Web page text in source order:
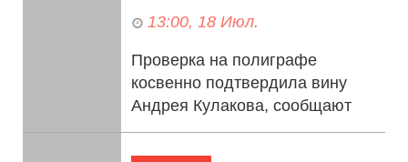
13:00, 18 Июл.
Проверка на полиграфе
косвенно подтвердила вину
Андрея Кулакова, сообщают
СМИ. После задержания экс-